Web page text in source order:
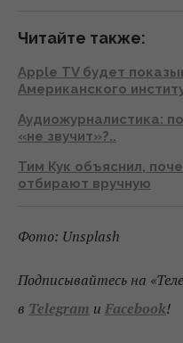
Читайте также:
Apple TV будет
Американского
Аудиожурналистика:
«не звучит»?..
Тим Кук объяснил,
отбирают вручную
Фото: Unsplash
Подписывайтесь на
в Telegram и Facebook!